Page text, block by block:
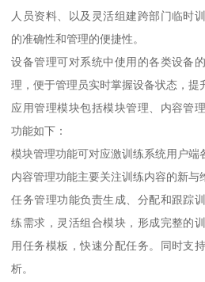
人员资料、以及灵活组建跨部门临时
的准确性和管理的便捷性。
设备管理可对系统中使用的各类设备
理，便于管理员实时掌握设备状态，提
应用管理模块包括模块管理、内容管
功能如下：
模块管理功能可对应激训练系统用户端
内容管理功能主要关注训练内容的新与
任务管理功能负责生成、分配和跟踪
练需求，灵活组合模块，形成完整的
用任务模板，快速分配任务。同时支
析。